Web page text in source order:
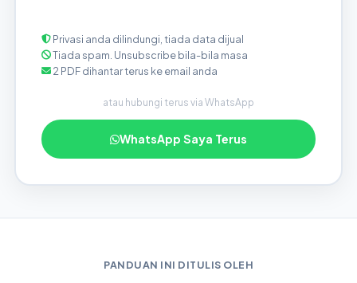
Privasi anda dilindungi, tiada data dijual
Tiada spam. Unsubscribe bila-bila masa
2 PDF dihantar terus ke email anda
atau hubungi terus via WhatsApp
WhatsApp Saya Terus
PANDUAN INI DITULIS OLEH